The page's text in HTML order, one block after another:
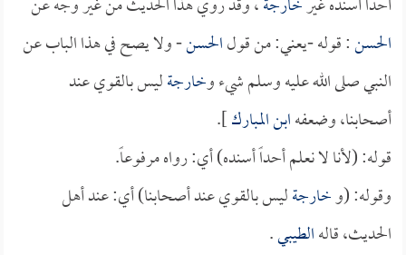
الحسن: قوله -يعني: من قولالحسن- ولا يصح في هذا الباب عن
النبي صلى الله عليه وسلم شيء وخارجةليس بالقوي عند
أصحابنا، وضعفهابن المبارك].
قوله: (لأنا لا نعلم أحداً أسنده) أي: رواه مرفوعاً.
وقوله: (وخارجةليس بالقوي عند أصحابنا) أي: عند أهل
الحديث، قالهالطيبي.